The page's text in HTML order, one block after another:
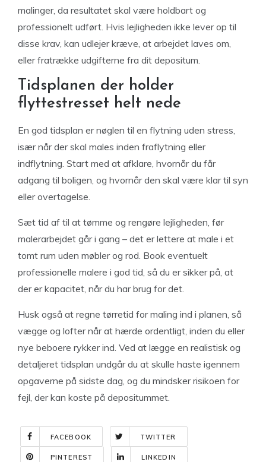
malinger, da resultatet skal være holdbart og
professionelt udført. Hvis lejligheden ikke lever op til
disse krav, kan udlejer kræve, at arbejdet laves om,
eller fratrække udgifterne fra dit depositum.
Tidsplanen der holder
flyttestresset helt nede
En god tidsplan er nøglen til en flytning uden stress,
især når der skal males inden fraflytning eller
indflytning. Start med at afklare, hvornår du får
adgang til boligen, og hvornår den skal være klar til syn
eller overtagelse.
Sæt tid af til at tømme og rengøre lejligheden, før
malerarbejdet går i gang – det er lettere at male i et
tomt rum uden møbler og rod. Book eventuelt
professionelle malere i god tid, så du er sikker på, at
der er kapacitet, når du har brug for det.
Husk også at regne tørretid for maling ind i planen, så
vægge og lofter når at hærde ordentligt, inden du eller
nye beboere rykker ind. Ved at lægge en realistisk og
detaljeret tidsplan undgår du at skulle haste igennem
opgaverne på sidste dag, og du mindsker risikoen for
fejl, der kan koste på depositummet.
FACEBOOK TWITTER
PINTEREST LINKEDIN